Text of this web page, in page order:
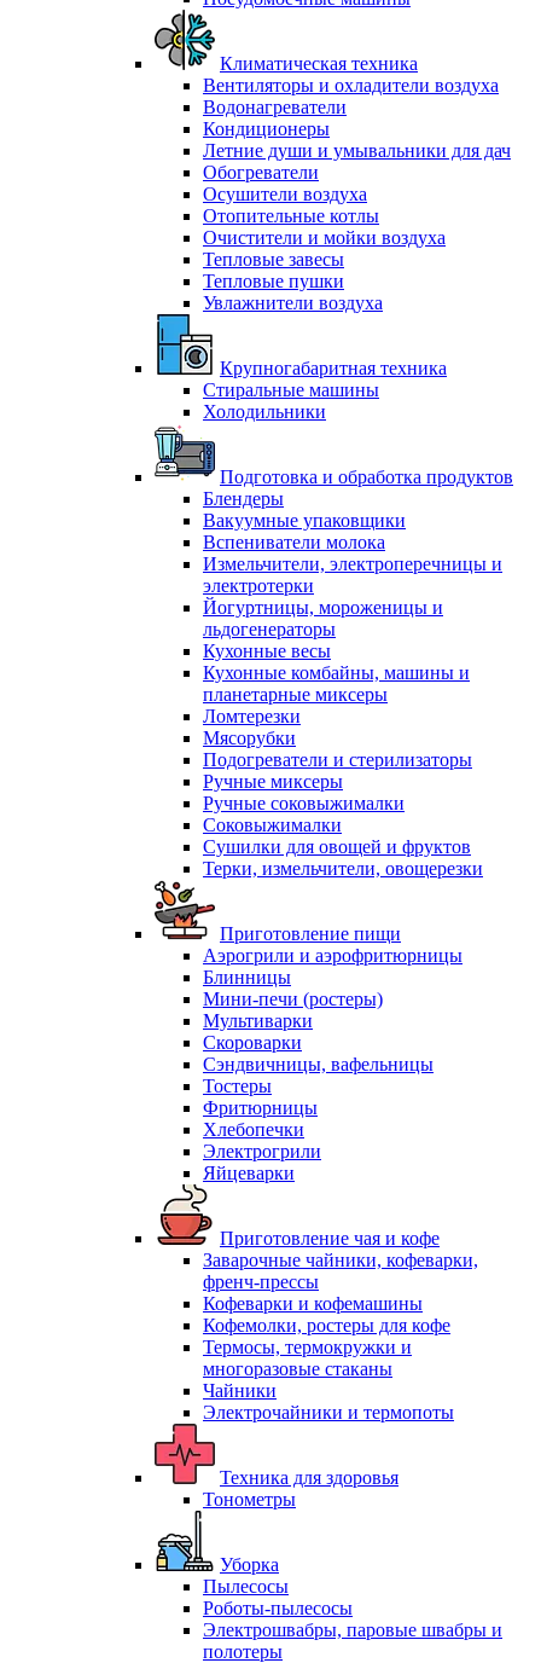
Климатическая техника
Вентиляторы и охладители воздуха
Водонагреватели
Кондиционеры
Летние души и умывальники для дач
Обогреватели
Осушители воздуха
Отопительные котлы
Очистители и мойки воздуха
Тепловые завесы
Тепловые пушки
Увлажнители воздуха
Крупногабаритная техника
Стиральные машины
Холодильники
Подготовка и обработка продуктов
Блендеры
Вакуумные упаковщики
Вспениватели молока
Измельчители, электроперечницы и
электротерки
Йогуртницы, мороженицы и
льдогенераторы
Кухонные весы
Кухонные комбайны, машины и
планетарные миксеры
Ломтерезки
Мясорубки
Подогреватели и стерилизаторы
Ручные миксеры
Ручные соковыжималки
Соковыжималки
Сушилки для овощей и фруктов
Терки, измельчители, овощерезки
Приготовление пищи
Аэрогрили и аэрофритюрницы
Блинницы
Мини-печи (ростеры)
Мультиварки
Скороварки
Сэндвичницы, вафельницы
Тостеры
Фритюрницы
Хлебопечки
Электрогрили
Яйцеварки
Приготовление чая и кофе
Заварочные чайники, кофеварки,
френч-прессы
Кофеварки и кофемашины
Кофемолки, ростеры для кофе
Термосы, термокружки и
многоразовые стаканы
Чайники
Электрочайники и термопоты
Техника для здоровья
Тонометры
Уборка
Пылесосы
Роботы-пылесосы
Электрошвабры, паровые швабры и
полотеры